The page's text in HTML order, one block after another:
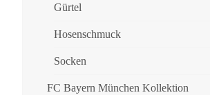
Gürtel
Hosenschmuck
Socken
FC Bayern München Kollektion